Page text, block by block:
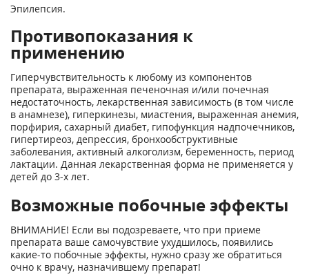
Эпилепсия.
Противопоказания к
применению
Гиперчувствительность к любому из компонентов
препарата, выраженная печеночная и/или почечная
недостаточность, лекарственная зависимость (в том числе
в анамнезе), гиперкинезы, миастения, выраженная анемия,
порфирия, сахарный диабет, гипофункция надпочечников,
гипертиреоз, депрессия, бронхообструктивные
заболевания, активный алкоголизм, беременность, период
лактации. Данная лекарственная форма не применяется у
детей до 3-х лет.
Возможные побочные эффекты
ВНИМАНИЕ! Если вы подозреваете, что при приеме
препарата ваше самочувствие ухудшилось, появились
какие-то побочные эффекты, нужно сразу же обратиться
очно к врачу, назначившему препарат!